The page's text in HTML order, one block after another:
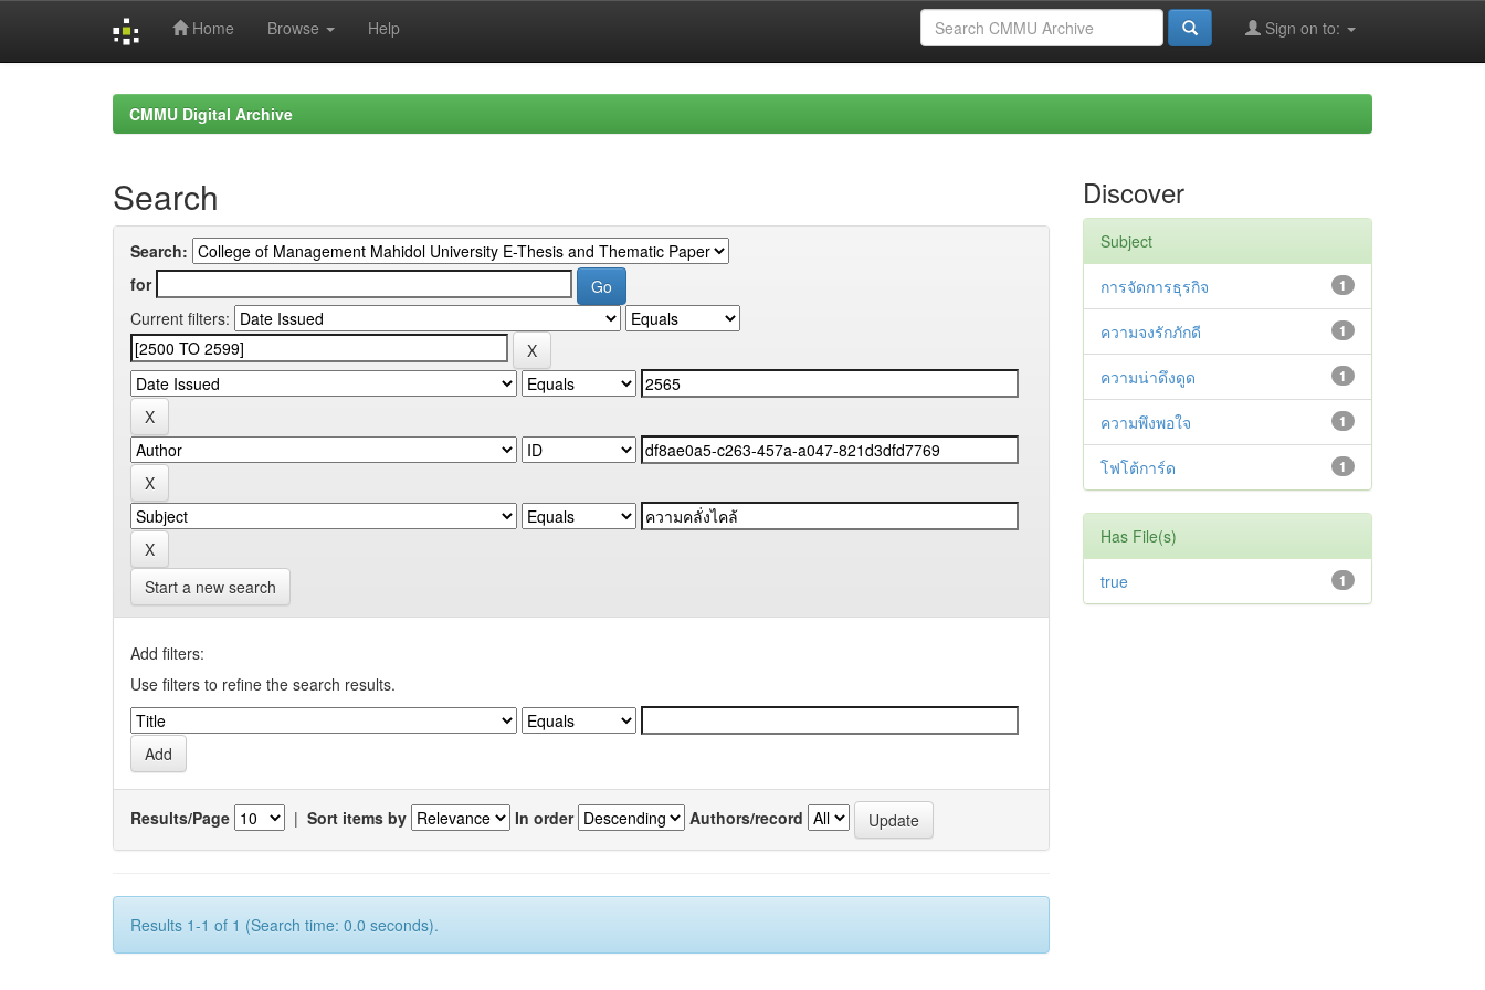
Home Browse Help Sign on to:
CMMU Digital Archive
Search
Search:
for
Current filters:
Start a new search
Add filters:
Use filters to refine the search results.
Results/Page | Sort items by In order Authors/record
Results 1-1 of 1 (Search time: 0.0 seconds).
Discover
Subject
1
การจัดการธุรกิจ
1
ความจงรักภักดี
1
ความน่าดึงดูด
1
ความพึงพอใจ
1
โฟโต้การ์ด
Has File(s)
1
true